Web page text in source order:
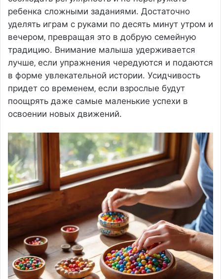
ребенка сложными заданиями. Достаточно
уделять играм с руками по десять минут утром и
вечером‚ превращая это в добрую семейную
традицию. Внимание малыша удерживается
лучше‚ если упражнения чередуются и подаются
в форме увлекательной истории. Усидчивость
придет со временем‚ если взрослые будут
поощрять даже самые маленькие успехи в
освоении новых движений.